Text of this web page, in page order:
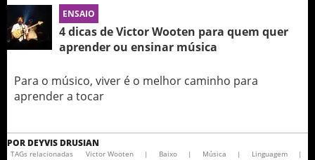
ENSAIO
4 dicas de Victor Wooten para quem quer
aprender ou ensinar música
Para o músico, viver é o melhor caminho para
aprender a tocar
POR DEYVIS DRUSIAN
TAGs relacionadas Victor Wooten | Baixo | Música | Linguagem |